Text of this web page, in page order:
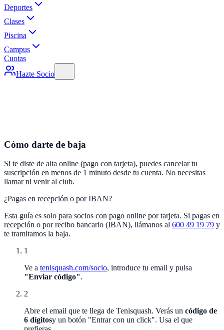
Deportes
Clases
Piscina
Campus
Cuotas
Hazte Socio
Cómo darte de baja
Si te diste de alta online (pago con tarjeta), puedes cancelar tu
suscripción en menos de 1 minuto desde tu cuenta. No necesitas
llamar ni venir al club.
¿Pagas en recepción o por IBAN?
Esta guía es solo para socios con pago online por tarjeta. Si pagas en
recepción o por recibo bancario (IBAN), llámanos al 600 49 19 79 y
te tramitamos la baja.
1
Ve a tenisquash.com/socio, introduce tu email y pulsa
"Enviar código".
2
Abre el email que te llega de Tenisquash. Verás un código de
6 dígitosy un botón "Entrar con un click". Usa el que